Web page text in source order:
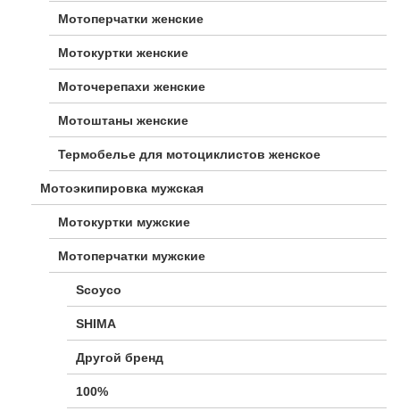
Мотоперчатки женские
Мотокуртки женские
Моточерепахи женские
Мотоштаны женские
Термобелье для мотоциклистов женское
Мотоэкипировка мужская
Мотокуртки мужские
Мотоперчатки мужские
Scoyco
SHIMA
Другой бренд
100%